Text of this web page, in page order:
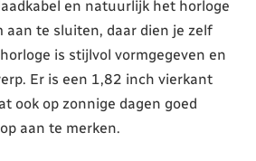
en natuurlijk het horloge
aan te sluiten, daar dien je zelf
is stijlvol vormgegeven en
Er is een 1,82 inch vierkant
ook op zonnige dagen goed
aan te merken.